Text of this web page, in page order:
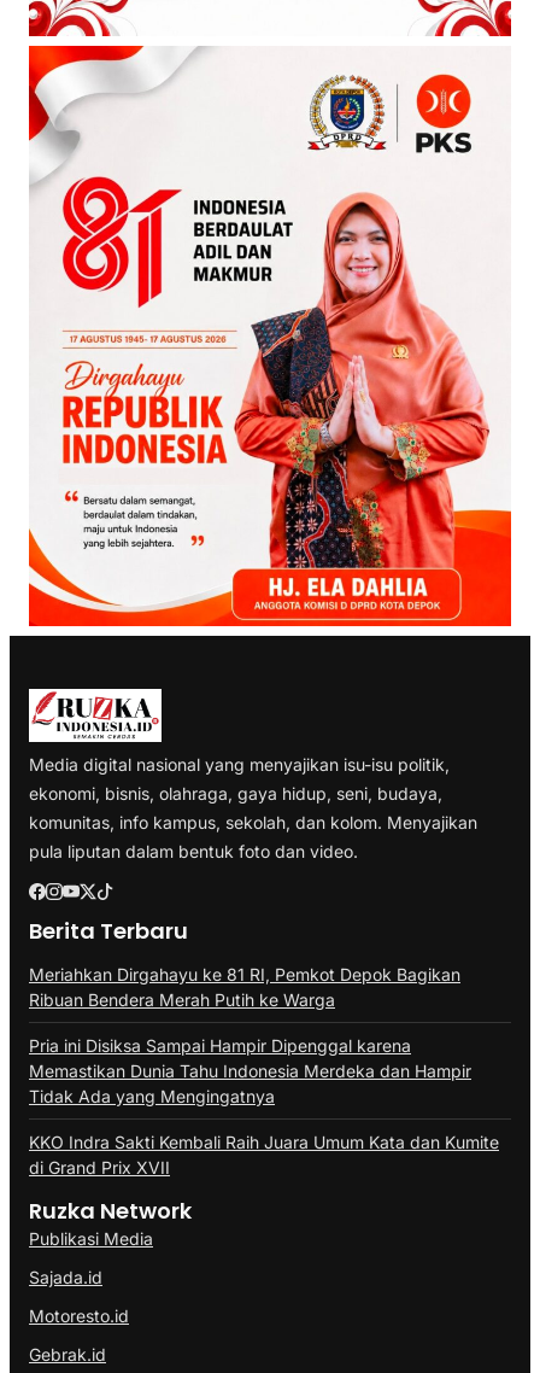
Media digital nasional yang menyajikan isu-isu politik,
ekonomi, bisnis, olahraga, gaya hidup, seni, budaya,
komunitas, info kampus, sekolah, dan kolom. Menyajikan
pula liputan dalam bentuk foto dan video.
Berita Terbaru
Meriahkan Dirgahayu ke 81 RI, Pemkot Depok Bagikan
Ribuan Bendera Merah Putih ke Warga
Pria ini Disiksa Sampai Hampir Dipenggal karena
Memastikan Dunia Tahu Indonesia Merdeka dan Hampir
Tidak Ada yang Mengingatnya
KKO Indra Sakti Kembali Raih Juara Umum Kata dan Kumite
di Grand Prix XVII
Ruzka Network
Publikasi Media
Sajada.id
Motoresto.id
Gebrak.id